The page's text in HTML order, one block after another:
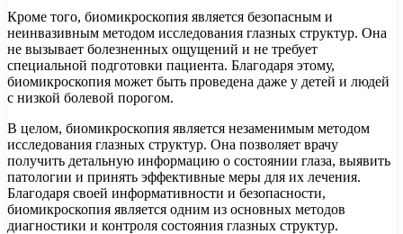
Кроме того, биомикроскопия является безопасным и
неинвазивным методом исследования глазных структур. Она
не вызывает болезненных ощущений и не требует
специальной подготовки пациента. Благодаря этому,
биомикроскопия может быть проведена даже у детей и людей
с низкой болевой порогом.
В целом, биомикроскопия является незаменимым методом
исследования глазных структур. Она позволяет врачу
получить детальную информацию о состоянии глаза, выявить
патологии и принять эффективные меры для их лечения.
Благодаря своей информативности и безопасности,
биомикроскопия является одним из основных методов
диагностики и контроля состояния глазных структур.